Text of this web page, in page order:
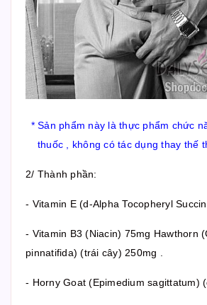
* Sản phẩm này là thực phẩm chức
thuốc , không có tác dụng thay thế
2/ Thành phần:
- Vitamin E (d-Alpha Tocopheryl
- Vitamin B3 (Niacin) 75mg Hawthorn
pinnatifida) (trái cây) 250mg .
- Horny Goat (Epimedium sagittatum)